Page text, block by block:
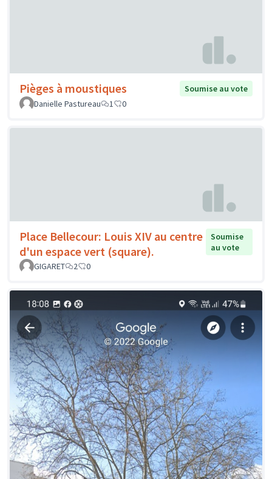
Pièges à moustiques
Soumise au vote
Danielle Pastureau
1 0
Place Bellecour: Louis XIV au centre
d'un espace vert (square).
Soumise
au vote
GIGARET
2 0